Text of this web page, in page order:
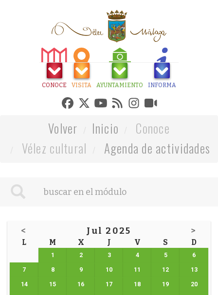
CONOCE VISITA AYUNTAMIENTO INFORMA
Volver Inicio
Conoce
Vélez cultural
Agenda de actividades
< Jul 2025 >
L M X J V S D
1 2 3 4 5 6
7 8 9 10 11 12 13
14 15 16 17 18 19 20